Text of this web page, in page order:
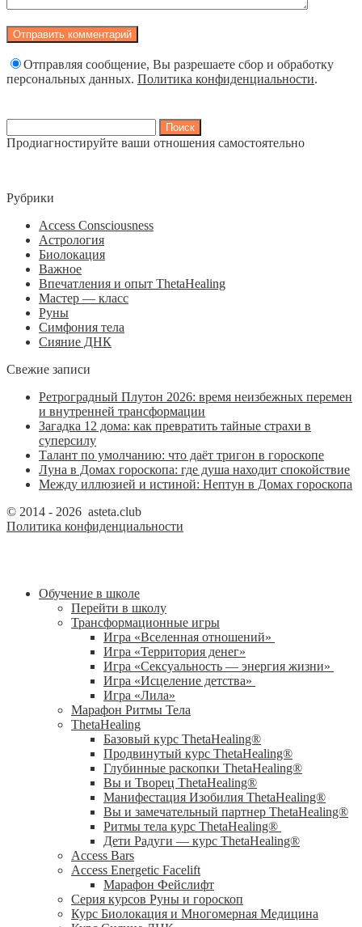
Отправляя сообщение, Вы разрешаете сбор и обработку
персональных данных. Политика конфиденциальности.
Продиагностируйте ваши отношения самостоятельно
Рубрики
Access Consciousness
Астрология
Биолокация
Важное
Впечатления и опыт ThetaHealing
Мастер — класс
Руны
Симфония тела
Сияние ДНК
Свежие записи
Ретроградный Плутон 2026: время неизбежных перемен
и внутренней трансформации
Загадка 12 дома: как превратить тайные страхи в
суперсилу
Талант по умолчанию: что даёт тригон в гороскопе
Луна в Домах гороскопа: где душа находит спокойствие
Между иллюзией и истиной: Нептун в Домах гороскопа
© 2014 - 2026 asteta.club
Политика конфиденциальности
Обучение в школе
Перейти в школу
Трансформационные игры
Игра «Вселенная отношений»
Игра «Территория денег»
Игра «Сексуальность — энергия жизни»
Игра «Исцеление детства»
Игра «Лила»
Марафон Ритмы Тела
ThetaHealing
Базовый курс ThetaHealing®
Продвинутый курс ThetaHealing®
Глубинные раскопки ThetaHealing®
Вы и Творец ThetaHealing®
Манифестация Изобилия ThetaHealing®
Вы и замечательный партнер ThetaHealing®
Ритмы тела курс ThetaHealing®
Дети Радуги — курс ThetaHealing®
Access Bars
Access Energetic Facelift
Марафон Фейслифт
Серия курсов Руны и гороскоп
Курс Биолокация и Многомерная Медицина